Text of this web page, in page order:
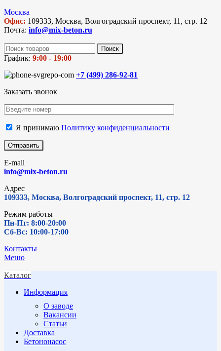
Москва
Офис: 109333, Москва, Волгоградский проспект, 11, стр. 12
Почта: info@mix-beton.ru
Поиск
График: 9:00 - 19:00
+7 (499) 286-92-81
Заказать звонок
Я принимаю Политику конфиденциальности
E-mail
info@mix-beton.ru
Адрес
109333, Москва, Волгоградский проспект, 11, стр. 12
Режим работы
Пн-Пт: 8:00-20:00
Сб-Вс: 10:00-17:00
Контакты
Меню
Каталог
Информация
О заводе
Вакансии
Статьи
Доставка
Бетононасос